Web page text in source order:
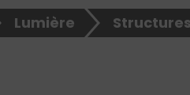
Lumière